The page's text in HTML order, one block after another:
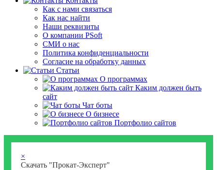
Как с нами связаться
Как нас найти
Наши реквизиты
О компании PSoft
СМИ о нас
Политика конфиденциальности
Согласие на обработку данных
Статьи
О программах
Каким должен быть
сайт
Чат боты
О бизнесе
Портфолио сайтов
×
Скачать "Прокат-Эксперт"